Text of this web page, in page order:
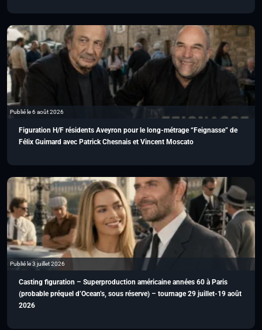
Publié le 6 août 2026
Figuration H/F résidents Aveyron pour le long-métrage “Feignasse” de
Félix Guimard avec Patrick Chesnais et Vincent Moscato
Publié le 3 juillet 2026
Casting figuration – Superproduction américaine années 60 à Paris
(probable préquel d’Ocean’s, sous réserve) – tournage 29 juillet-19 août
2026